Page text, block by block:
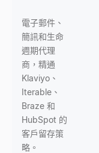
電子郵件、
簡訊和生命
週期代理
商，精通
Klaviyo、
Iterable、
Braze 和
HubSpot 的
客戶留存策
略。